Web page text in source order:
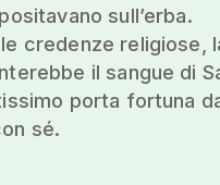
sull’erba.
credenze religiose,
il sangue di
porta fortuna
sé.